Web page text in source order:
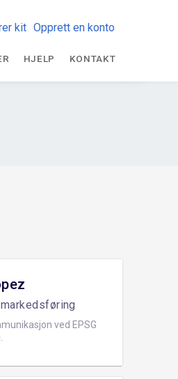
kit Opprett en konto
HJELP KONTAKT
ved EPSG